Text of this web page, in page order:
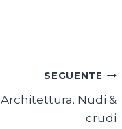
SEGUENTE
Architettura. Nudi &
crudi